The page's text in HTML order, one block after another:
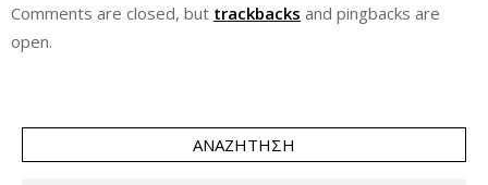
Comments are closed, but trackbacks and pingbacks are
open.
ΑΝΑΖΉΤΗΣΗ